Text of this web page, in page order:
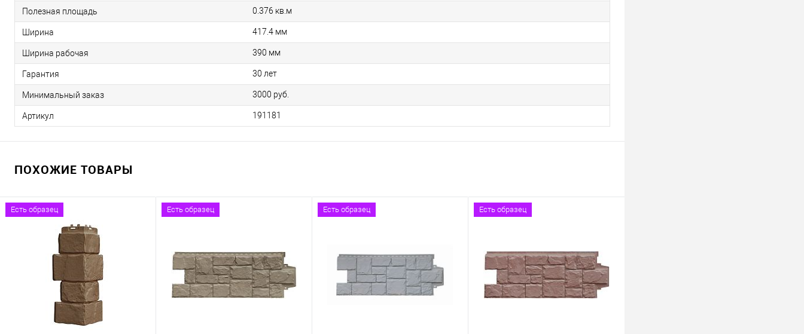
Полезная площадь 0.376 кв.м
Ширина 417.4 мм
Ширина рабочая 390 мм
Гарантия 30 лет
Минимальный заказ 3000 руб.
Артикул 191181
ПОХОЖИЕ ТОВАРЫ
Есть образец Есть образец Есть образец Есть образец